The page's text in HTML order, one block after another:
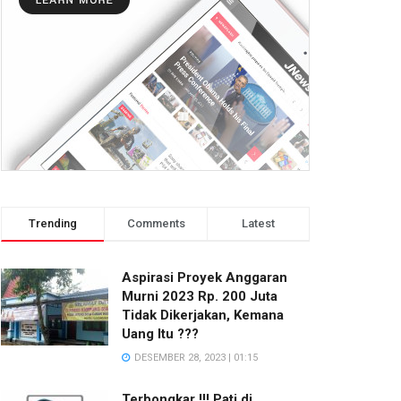
Trending Comments Latest
Aspirasi Proyek Anggaran
Murni 2023 Rp. 200 Juta
Tidak Dikerjakan, Kemana
Uang Itu ???
DESEMBER 28, 2023 | 01:15